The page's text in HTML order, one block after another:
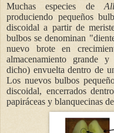
Muchas especies de
produciendo pequeños
discoidal a partir de
bulbos se denominan
nuevo brote en
almacenamiento grande
dicho) envuelta dentro de
Los nuevos bulbos
discoidal, encerrados
papiráceas y blanquecinas